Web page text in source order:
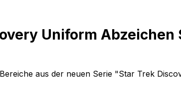
Uniform Abzeichen
aus der neuen Serie "Star Trek